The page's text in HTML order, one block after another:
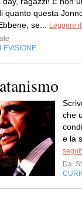
quanto questa
se...
Leggere
che
e la
Da